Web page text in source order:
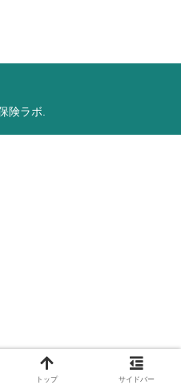
険ラボ.
トップ サイドバー